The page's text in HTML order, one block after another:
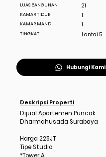
LUAS BANGUNAN
KAMAR TIDUR
KAMAR MANDI
TINGKAT
21
1
1
Lantai 5
Hubungi Kami
Deskripsi Properti
Dijual Apartemen Puncak
Dharmahusada Surabaya
Harga 225JT
Tipe Studio